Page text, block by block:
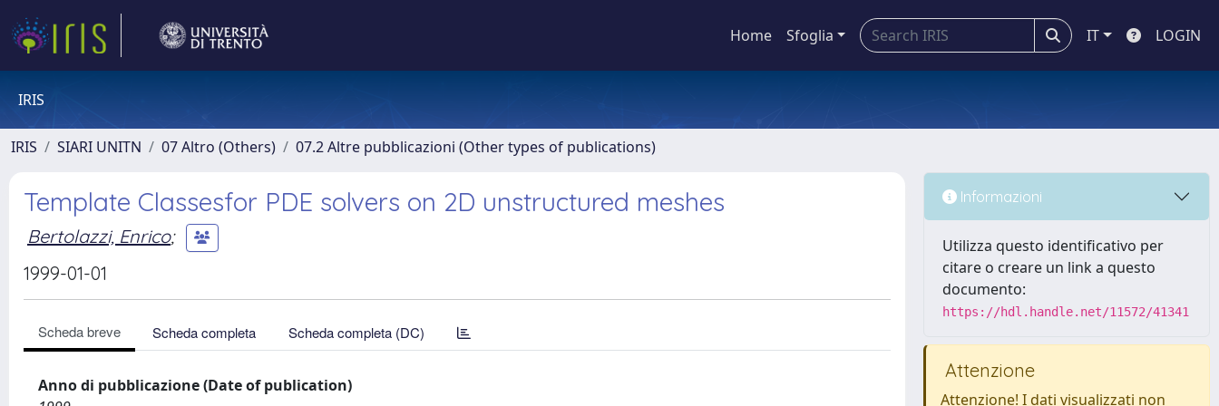
Home Sfoglia IT LOGIN
IRIS
IRIS SIARI UNITN 07 Altro (Others) 07.2 Altre pubblicazioni (Other types of publications)
Template Classesfor PDE solvers on 2D unstructured meshes
Bertolazzi, Enrico;
1999-01-01
Scheda breve Scheda completa Scheda completa (DC)
Anno di pubblicazione (Date of publication)
Informazioni
Utilizza questo identificativo per
citare o creare un link a questo
documento:
https://hdl.handle.net/11572/41341
Attenzione
Attenzione! I dati visualizzati non